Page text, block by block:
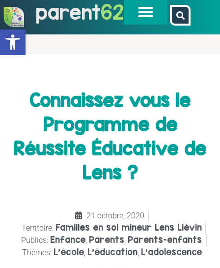
Ouvrir la barre d’outils
parent62
Connaissez vous le
Programme de
Réussite Éducative de
Lens ?
21 octobre, 2020
Territoire: Familles en sol mineur Lens Liévin
Publics: Enfance Parents Parents-enfants
Thèmes: L'école L'éducation L’adolescence